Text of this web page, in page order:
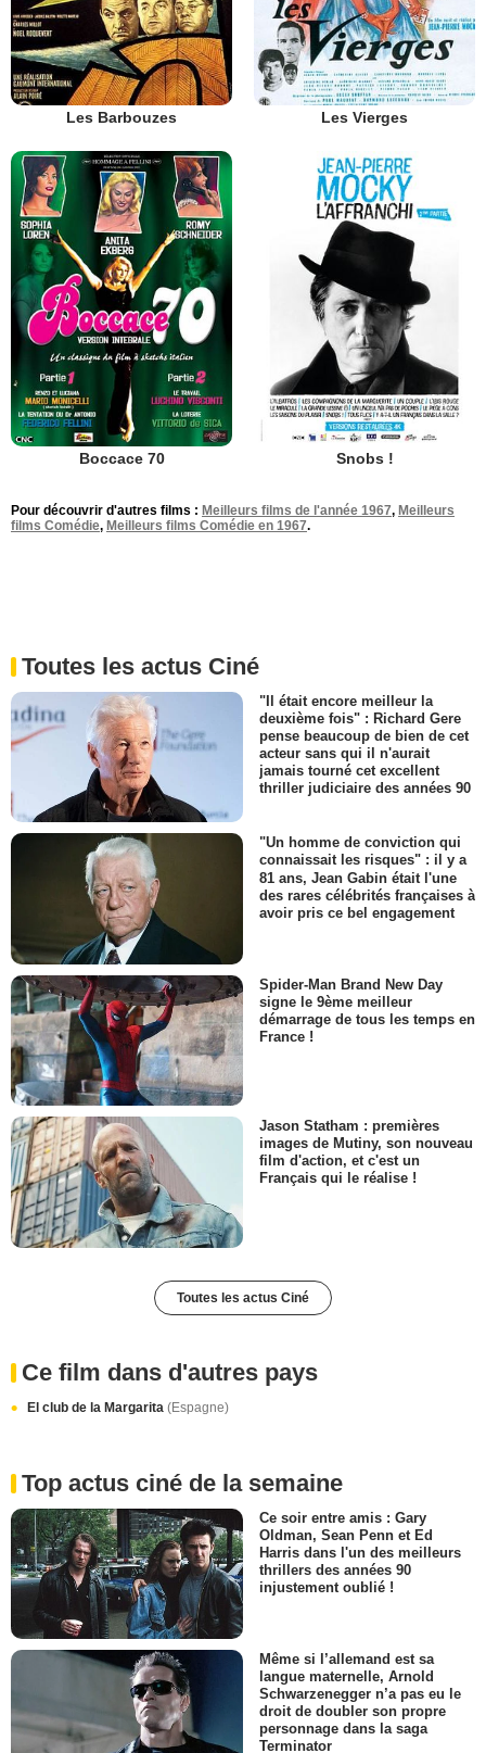
Les Barbouzes Les Vierges
Boccace 70 Snobs !
Pour découvrir d'autres films : Meilleurs films de l'année 1967, Meilleurs
films Comédie, Meilleurs films Comédie en 1967.
Toutes les actus Ciné
"Il était encore meilleur la
deuxième fois" : Richard Gere
pense beaucoup de bien de cet
acteur sans qui il n'aurait
jamais tourné cet excellent
thriller judiciaire des années 90
"Un homme de conviction qui
connaissait les risques" : il y a
81 ans, Jean Gabin était l'une
des rares célébrités françaises à
avoir pris ce bel engagement
Spider-Man Brand New Day
signe le 9ème meilleur
démarrage de tous les temps en
France !
Jason Statham : premières
images de Mutiny, son nouveau
film d'action, et c'est un
Français qui le réalise !
Toutes les actus Ciné
Ce film dans d'autres pays
El club de la Margarita (Espagne)
Top actus ciné de la semaine
Ce soir entre amis : Gary
Oldman, Sean Penn et Ed
Harris dans l'un des meilleurs
thrillers des années 90
injustement oublié !
Même si l’allemand est sa
langue maternelle, Arnold
Schwarzenegger n’a pas eu le
droit de doubler son propre
personnage dans la saga
Terminator